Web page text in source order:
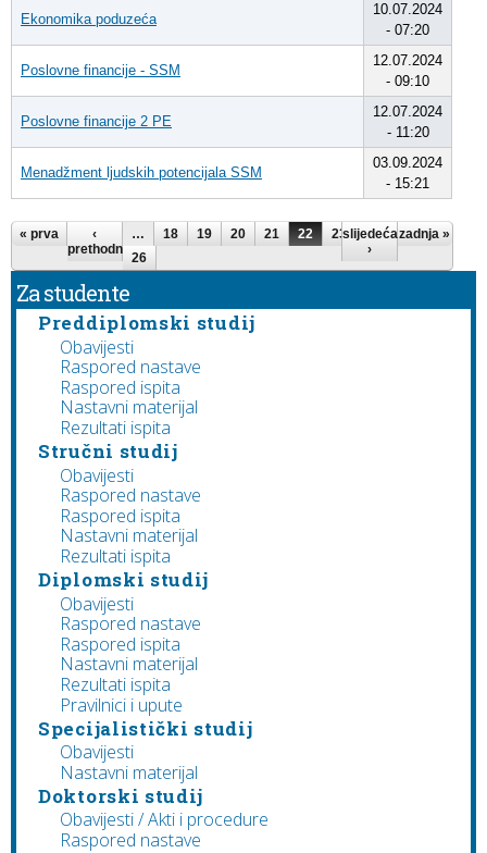
Ekonomika poduzeća
10.07.2024
- 07:20
Poslovne financije - SSM
12.07.2024
- 09:10
Poslovne financije 2 PE
12.07.2024
- 11:20
Menadžment ljudskih potencijala SSM
03.09.2024
- 15:21
Stranice
« prva
‹
prethodna
… 18 19 20 21 22 23 24
25
26
slijedeća
›
zadnja »
Za studente
Preddiplomski studij
Obavijesti
Raspored nastave
Raspored ispita
Nastavni materijal
Rezultati ispita
Stručni studij
Obavijesti
Raspored nastave
Raspored ispita
Nastavni materijal
Rezultati ispita
Diplomski studij
Obavijesti
Raspored nastave
Raspored ispita
Nastavni materijal
Rezultati ispita
Pravilnici i upute
Specijalistički studij
Obavijesti
Nastavni materijal
Doktorski studij
Obavijesti / Akti i procedure
Raspored nastave